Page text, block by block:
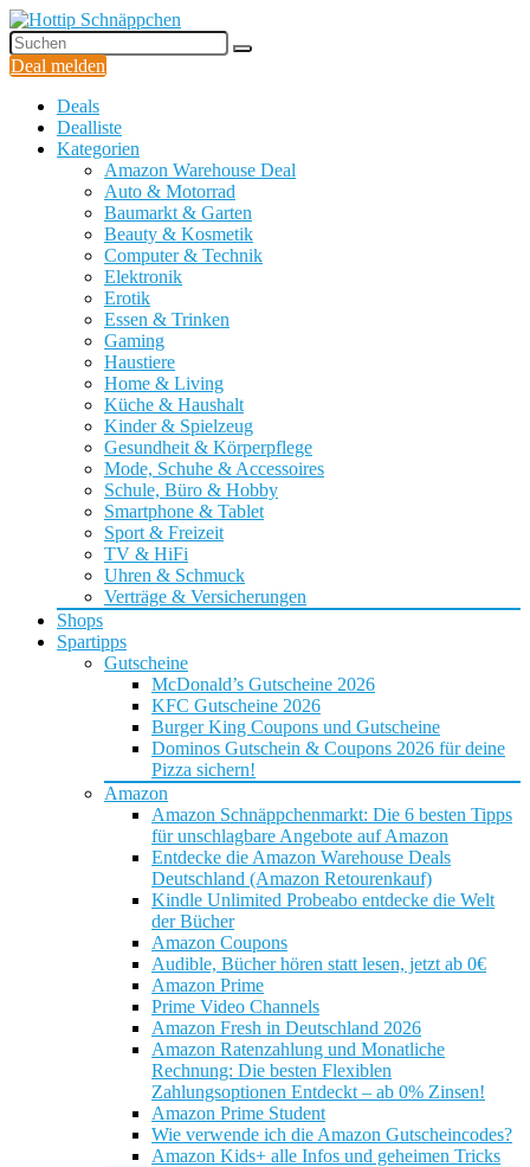
Deal melden
Deals
Dealliste
Kategorien
Amazon Warehouse Deal
Auto & Motorrad
Baumarkt & Garten
Beauty & Kosmetik
Computer & Technik
Elektronik
Erotik
Essen & Trinken
Gaming
Haustiere
Home & Living
Küche & Haushalt
Kinder & Spielzeug
Gesundheit & Körperpflege
Mode, Schuhe & Accessoires
Schule, Büro & Hobby
Smartphone & Tablet
Sport & Freizeit
TV & HiFi
Uhren & Schmuck
Verträge & Versicherungen
Shops
Spartipps
Gutscheine
McDonald’s Gutscheine 2026
KFC Gutscheine 2026
Burger King Coupons und Gutscheine
Dominos Gutschein & Coupons 2026 für deine
Pizza sichern!
Amazon
Amazon Schnäppchenmarkt: Die 6 besten Tipps
für unschlagbare Angebote auf Amazon
Entdecke die Amazon Warehouse Deals
Deutschland (Amazon Retourenkauf)
Kindle Unlimited Probeabo entdecke die Welt
der Bücher
Amazon Coupons
Audible, Bücher hören statt lesen, jetzt ab 0€
Amazon Prime
Prime Video Channels
Amazon Fresh in Deutschland 2026
Amazon Ratenzahlung und Monatliche
Rechnung: Die besten Flexiblen
Zahlungsoptionen Entdeckt – ab 0% Zinsen!
Amazon Prime Student
Wie verwende ich die Amazon Gutscheincodes?
Amazon Kids+ alle Infos und geheimen Tricks